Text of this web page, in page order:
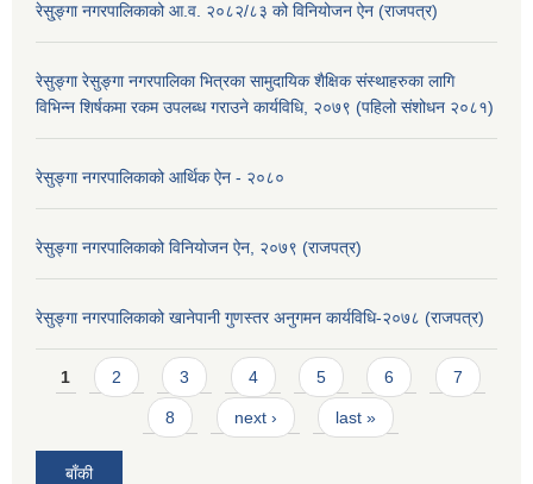
रेसु्ङ्गा नगरपालिकाको आ.व. २०८२/८३ को विनियोजन ऐन (राजपत्र)
रेसुङ्गा रेसुङ्गा नगरपालिका भित्रका सामुदायिक शैक्षिक संस्थाहरुका लागि
विभिन्न शिर्षकमा रकम उपलब्ध गराउने कार्यविधि, २०७९ (पहिलो संशोधन २०८१)
रेसुङ्गा नगरपालिकाको आर्थिक ऐन - २०८०
रेसुङ्गा नगरपालिकाको विनियोजन ऐन, २०७९ (राजपत्र)
रेसुङ्गा नगरपालिकाको खानेपानी गुणस्तर अनुगमन कार्यविधि-२०७८ (राजपत्र)
Pages
1 2 3 4 5 6 7
8 next › last »
बाँकी